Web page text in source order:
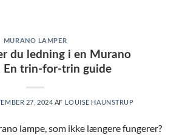
MURANO LAMPER
du ledning i en Murano
En trin-for-trin guide
27, 2024 AF LOUISE HAUNSTRUP
lampe, som ikke længere fungerer?